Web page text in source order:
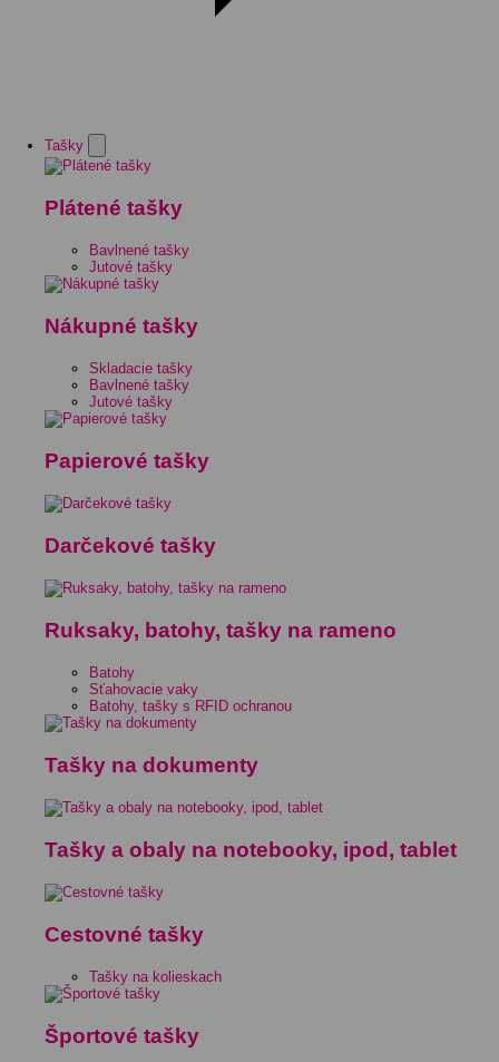
Tašky
Plátené tašky
Bavlnené tašky
Jutové tašky
Nákupné tašky
Skladacie tašky
Bavlnené tašky
Jutové tašky
Papierové tašky
Darčekové tašky
Ruksaky, batohy, tašky na rameno
Batohy
Sťahovacie vaky
Batohy, tašky s RFID ochranou
Tašky na dokumenty
Tašky a obaly na notebooky, ipod, tablet
Cestovné tašky
Tašky na kolieskach
Športové tašky